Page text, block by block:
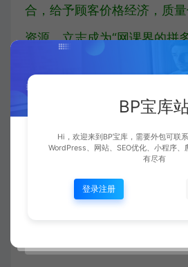
合，给予顾客价格经济，质
资源。立志成为“网课界的拼
【四个核心竞争力】
1、时间证明一切， 7年专注
学习不止，经验丰富，带您
BP宝库
Hi，欢迎来到BP宝库，需要外包可联
WordPress、网站、SEO优化、小程序、
有尽有
登录注册